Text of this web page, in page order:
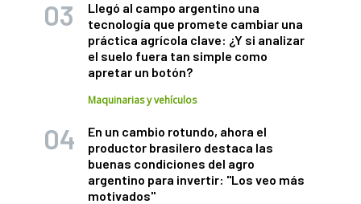
Llegó al campo argentino una
tecnología que promete cambiar una
práctica agrícola clave: ¿Y si analizar
el suelo fuera tan simple como
apretar un botón?
Maquinarias y vehículos
En un cambio rotundo, ahora el
productor brasilero destaca las
buenas condiciones del agro
argentino para invertir: "Los veo más
motivados"